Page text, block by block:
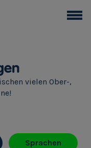
vielen Ober-,
Sprachen